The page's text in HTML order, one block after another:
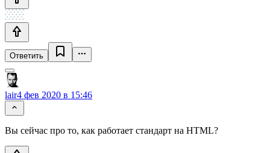
Ответить
lair4 фев 2020 в 15:46
Вы сейчас про то, как работает стандарт на HTML?